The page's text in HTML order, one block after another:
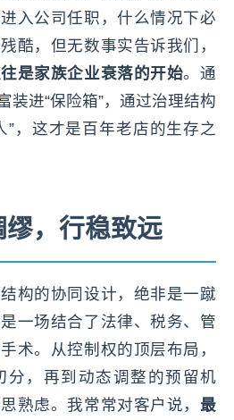
入公司任职，什么情况下必
酷，但无数事实告诉我们，
是家族企业衰落的开始。通
装进“保险箱”，通过治理结构
”，这才是百年老店的生存之
，行稳致远
构的协同设计，绝非是一蹴
一场结合了法律、税务、管
术。从控制权的顶层布局，
分，再到动态调整的预留机
熟虑。我常常对客户说， 最